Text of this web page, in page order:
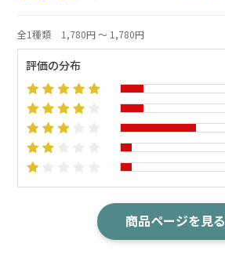
全1種類 1,780円 ～ 1,780円
評価の分布
商品ページを見る